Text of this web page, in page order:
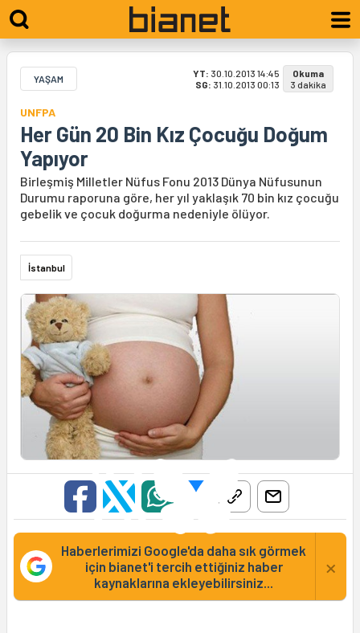
YAŞAM YT: 30.10.2013 14:45
SG: 31.10.2013 00:13
Okuma
3 dakika
UNFPA
Her Gün 20 Bin Kız Çocuğu Doğum
Yapıyor
Birleşmiş Milletler Nüfus Fonu 2013 Dünya Nüfusunun
Durumu raporuna göre, her yıl yaklaşık 70 bin kız çocuğu
gebelik ve çocuk doğurma nedeniyle ölüyor.
İstanbul
Haberlerimizi Google'da daha sık görmek
için bianet'i tercih ettiğiniz haber
kaynaklarına ekleyebilirsiniz...
×